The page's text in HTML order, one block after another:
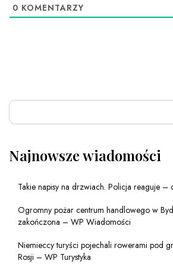
0 KOMENTARZY
Najnowsze wiadomości
Takie napisy na drzwiach. Policja reaguje –
Ogromny pożar centrum handlowego w
zakończona – WP Wiadomości
Niemieccy turyści pojechali rowerami pod
Rosji – WP Turystyka